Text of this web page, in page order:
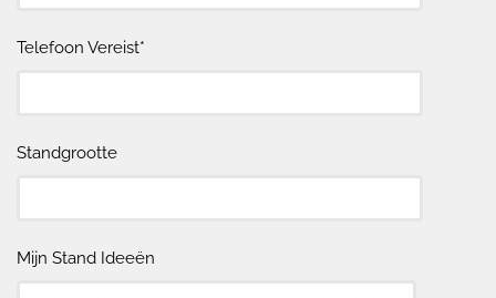
Telefoon Vereist*
Standgrootte
Mijn Stand Ideeën